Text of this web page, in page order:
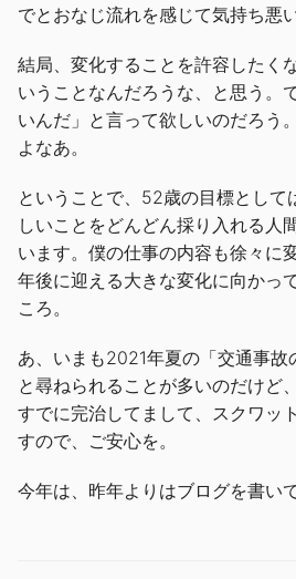
でとおなじ流れを感じて気持ち悪い
結局、変化することを許容したく
いうことなんだろうな、と思う。
いんだ」と言って欲しいのだろう
よなあ。
ということで、52歳の目標として
しいことをどんどん採り入れる人
います。僕の仕事の内容も徐々に
年後に迎える大きな変化に向かっ
ころ。
あ、いまも2021年夏の「交通事故
と尋ねられることが多いのだけど
すでに完治してまして、スクワッ
すので、ご安心を。
今年は、昨年よりはブログを書い